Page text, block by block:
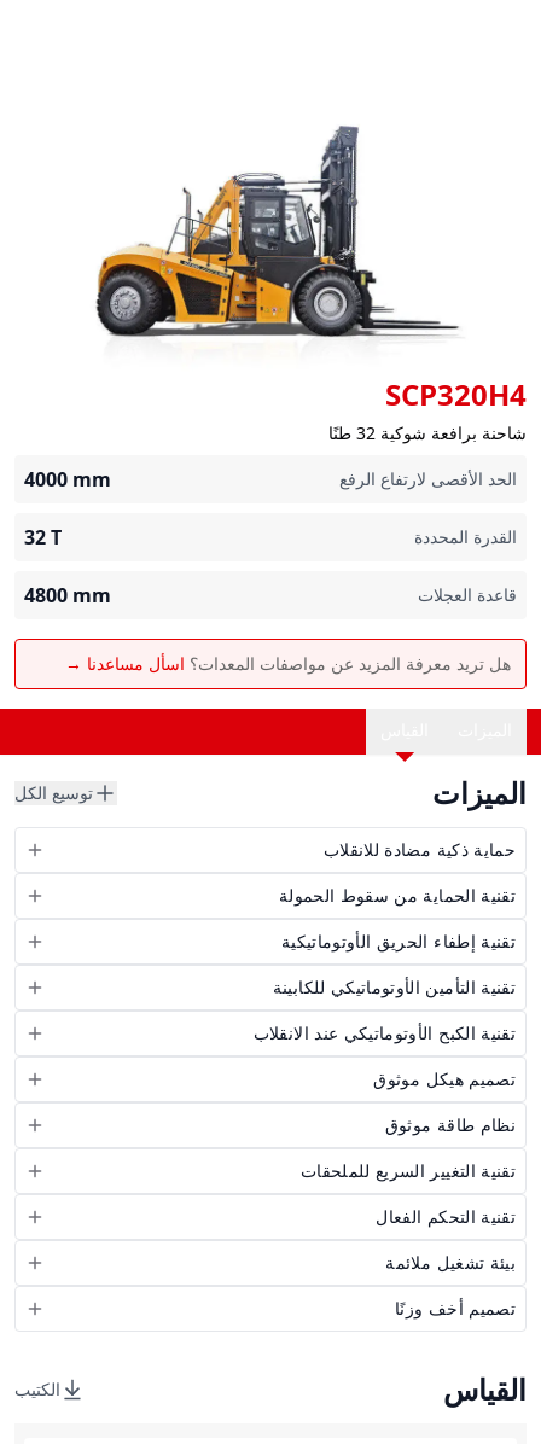
SCP320H4
شاحنة برافعة شوكية 32 طنًا
الحد الأقصى لارتفاع الرفع
4000 mm
القدرة المحددة 32T
قاعدة العجلات 4800 mm
هل تريد معرفة المزيد عن مواصفات المعدات؟ اسأل مساعدنا →
الميزات توسيع الكل
حماية ذكية مضادة للانقلاب
تقنية الحماية من سقوط الحمولة
تقنية إطفاء الحريق الأوتوماتيكية
تقنية التأمين الأوتوماتيكي للكابينة
تقنية الكبح الأوتوماتيكي عند الانقلاب
تصميم هيكل موثوق
نظام طاقة موثوق
تقنية التغيير السريع للملحقات
تقنية التحكم الفعال
بيئة تشغيل ملائمة
تصميم أخف وزنًا
القياس الكتيب